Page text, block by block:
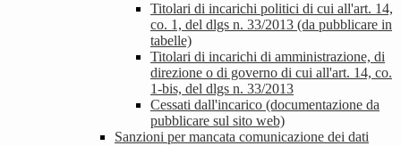
Titolari di incarichi politici di cui all'art. 14,
co. 1, del dlgs n. 33/2013 (da pubblicare in
tabelle)
Titolari di incarichi di amministrazione, di
direzione o di governo di cui all'art. 14, co.
1-bis, del dlgs n. 33/2013
Cessati dall'incarico (documentazione da
pubblicare sul sito web)
Sanzioni per mancata comunicazione dei dati